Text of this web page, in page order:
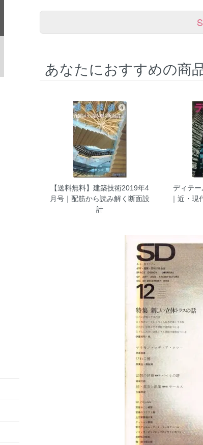
あなたにおすすめの商
【送料無料】建築技術2019年4
月号｜配筋から読み解く断面設
計
ディテ
｜近・現